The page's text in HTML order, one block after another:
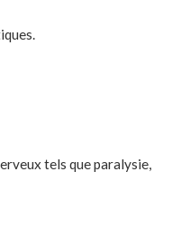
tels que paralysie,